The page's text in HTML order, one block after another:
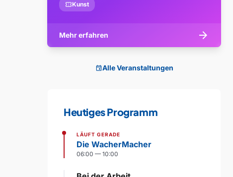
confirmation_numberKunst
Mehr erfahren arrow_forward
eventAlle Veranstaltungen
Heutiges Programm
LÄUFT GERADE
Die WacherMacher
06:00 — 10:00